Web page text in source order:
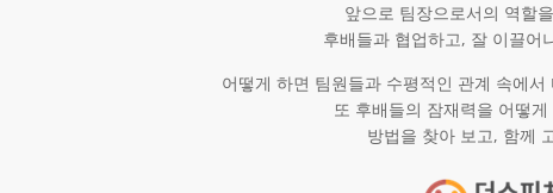
앞으로 팀장으로서의 역할
후배들과 협업하고, 잘 이끌어
어떻게 하면 팀원들과 수평적인 관계 속에
또 후배들의 잠재력을 어떻
방법을 찾아 보고, 함께